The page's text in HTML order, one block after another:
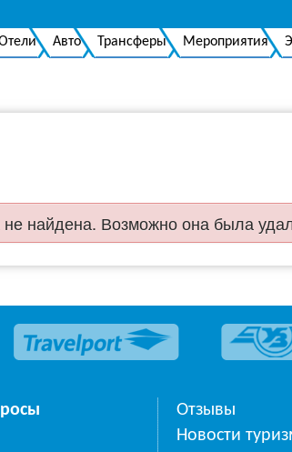
Авто Трансферы Мероприятия
найдена. Возможно она была
Отзывы
Новости